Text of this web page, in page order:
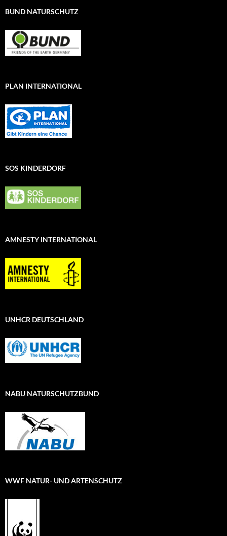
BUND NATURSCHUTZ
PLAN INTERNATIONAL
SOS KINDERDORF
AMNESTY INTERNATIONAL
UNHCR DEUTSCHLAND
NABU NATURSCHUTZBUND
WWF NATUR- UND ARTENSCHUTZ